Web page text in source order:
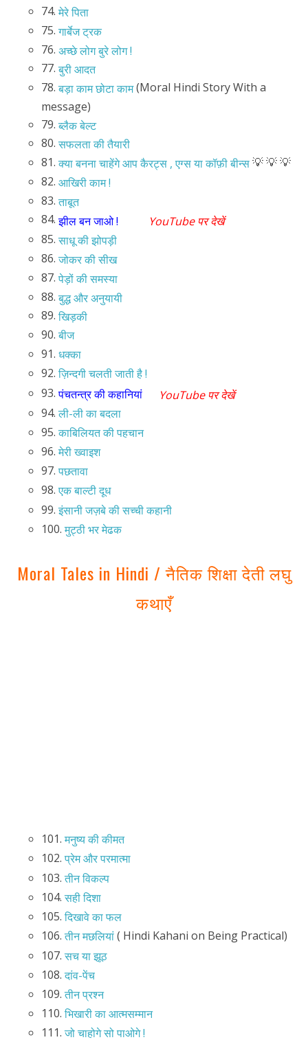
74.मेरे पिता
75.गार्बेज ट्रक
76. अच्छे लोग बुरे लोग !
77.बुरी आदत
78.बड़ा काम छोटा काम(Moral Hindi Story With a
message)
79.ब्लैक बेल्ट
80.सफलता की तैयारी
81.क्या बनना चाहेंगे आप कैरट्स , एग्स या कॉफ़ी बीन्स💡 💡 💡
82. आखिरी काम !
83.ताबूत
84.झील बन जाओ !
YouTube पर देखें
85.साधू की झोपड़ी
86.जोकर की सीख
87.पेड़ों की समस्या
88.बुद्ध और अनुयायी
89.खिड़की
90.बीज
91. धक्का
92.ज़िन्दगी चलती जाती है !
93.पंचतन्त्र की कहानियां
YouTube पर देखें
94.ली-ली का बदला
95.काबिलियत की पहचान
96.मेरी ख्वाइश
97.पछतावा
98.एक बाल्टी दूध
99.इंसानी जज़बे की सच्ची कहानी
100.मुट्ठी भर मेढक
Moral Tales in Hindi / नैतिक शिक्षा देती लघु
कथाएँ
101.मनुष्य की कीमत
102.प्रेम और परमात्मा
103.तीन विकल्प
104.सही दिशा
105.दिखावे का फल
106.तीन मछलियां( Hindi Kahani on Being Practical)
107.सच या झूठ
108.दांव-पेंच
109.तीन प्रश्न
110.भिखारी का आत्मसम्मान
111.जो चाहोगे सो पाओगे !